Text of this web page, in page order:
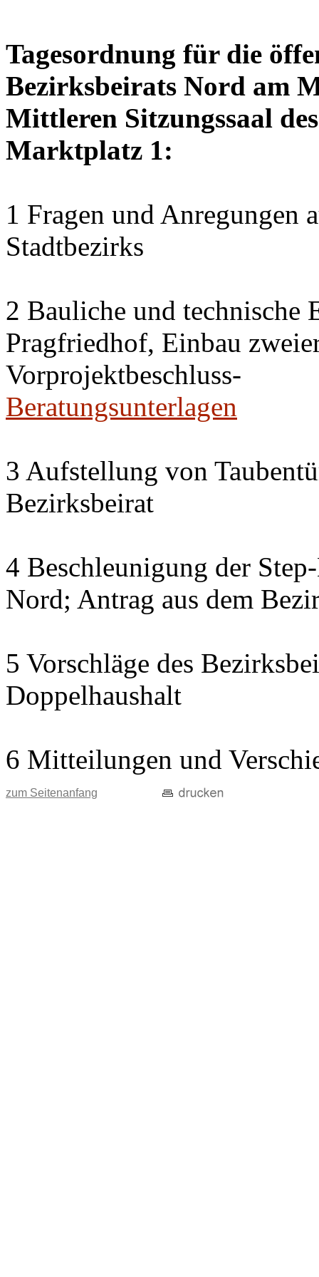
Tagesordnung für die
Bezirksbeirats Nord am
Mittleren Sitzungssaal
Marktplatz 1:
1 Fragen und Anregungen
Stadtbezirks
2 Bauliche und technische
Pragfriedhof, Einbau
Vorprojektbeschluss-
Beratungsunterlagen
3 Aufstellung von
Bezirksbeirat
4 Beschleunigung der
Nord; Antrag aus dem
5 Vorschläge des
Doppelhaushalt
6 Mitteilungen und
zum Seitenanfang